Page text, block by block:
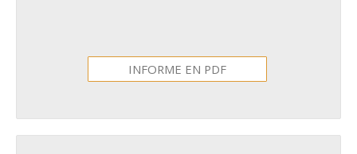
INFORME EN PDF